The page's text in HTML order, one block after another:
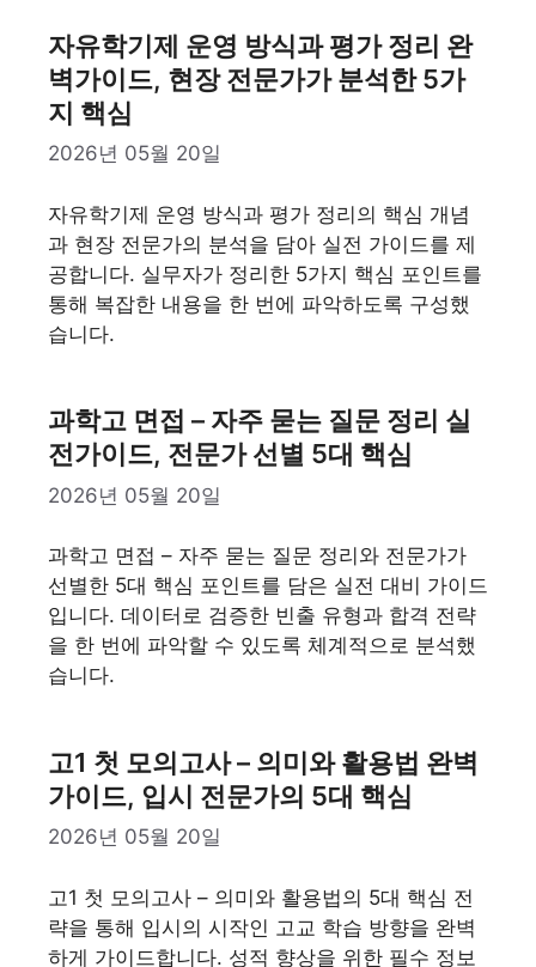
자유학기제 운영 방식과 평가 정리 완
벽가이드, 현장 전문가가 분석한 5가
지 핵심
2026년 05월 20일
자유학기제 운영 방식과 평가 정리의 핵심 개념
과 현장 전문가의 분석을 담아 실전 가이드를 제
공합니다. 실무자가 정리한 5가지 핵심 포인트를
통해 복잡한 내용을 한 번에 파악하도록 구성했
습니다.
과학고 면접 – 자주 묻는 질문 정리 실
전가이드, 전문가 선별 5대 핵심
2026년 05월 20일
과학고 면접 – 자주 묻는 질문 정리와 전문가가
선별한 5대 핵심 포인트를 담은 실전 대비 가이드
입니다. 데이터로 검증한 빈출 유형과 합격 전략
을 한 번에 파악할 수 있도록 체계적으로 분석했
습니다.
고1 첫 모의고사 – 의미와 활용법 완벽
가이드, 입시 전문가의 5대 핵심
2026년 05월 20일
고1 첫 모의고사 – 의미와 활용법의 5대 핵심 전
략을 통해 입시의 시작인 고교 학습 방향을 완벽
하게 가이드합니다. 성적 향상을 위한 필수 정보